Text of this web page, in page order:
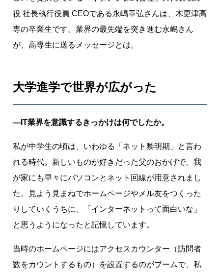
界
の
度
な
か
し
社
の
役
立
役 社長執行役員 CEOである永嶋章弘さんは、木更津高
専の卒業生です。業界の最先端を突き進む永嶋さん
が、高専生に送るメッセージとは。
大学進学で世界が広がった
―IT業界を意識するきっかけは何でしたか。
私が中学生の頃は、いわゆる「ネット黎明期」と言わ
れる時代。新しいものが好きだった父のおかげで、我
が家にも早々にパソコンとネット回線が用意されまし
た。見よう見まねでホームページやメル友をつくった
りしていくうちに、「インターネットって面白いな」
と思うようになったと記憶しています。
当時のホームページにはアクセスカウンター（訪問者
数をカウントするもの）を設置するのがブームで、私